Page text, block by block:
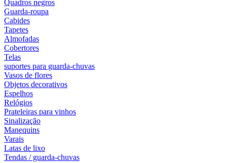
Quadros negros
Guarda-roupa
Cabides
Tapetes
Almofadas
Cobertores
Telas
suportes para guarda-chuvas
Vasos de flores
Objetos decorativos
Espelhos
Relógios
Prateleiras para vinhos
Sinalização
Manequins
Varais
Latas de lixo
Tendas / guarda-chuvas